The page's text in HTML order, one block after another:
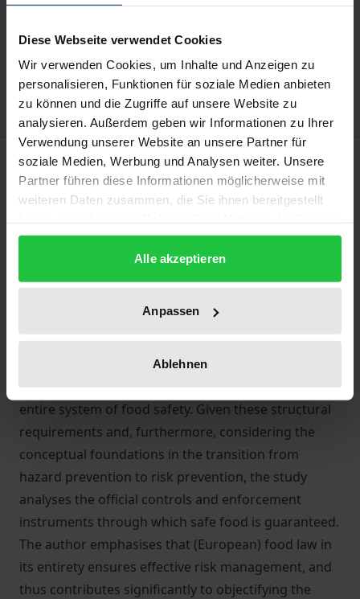
Diese Webseite verwendet Cookies
Wir verwenden Cookies, um Inhalte und Anzeigen zu
personalisieren, Funktionen für soziale Medien anbieten
zu können und die Zugriffe auf unsere Website zu
analysieren. Außerdem geben wir Informationen zu Ihrer
Verwendung unserer Website an unsere Partner für
soziale Medien, Werbung und Analysen weiter. Unsere
Partner führen diese Informationen möglicherweise mit
weiteren Daten zusammen, die Sie ihnen bereitgestellt
gesammelt haben.
Alle akzeptieren
Anpassen
Ablehnen
Add to Wish List
Delivery cost notice
Description
No food law can ensure that only safe food is placed
scandal, demands are regularly made to tighten up
determination of the constitutional, European Union
and international legal requirements in this regard,
from which the author develops the regulatory
framework to which these principles obligate the
entire system of food safety. Given these structural
requirements and, furthermore, considering the
conceptual foundations in the transition from
hazard prevention to risk prevention, the study
analyses the official controls and enforcement
instruments through which safe food is guaranteed.
The author emphasises that (European) food law in
its entirety ensures effective risk management, and
thus contributes significantly to objectifying the